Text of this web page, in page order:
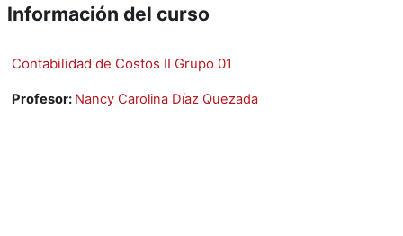
Información del curso
Contabilidad de Costos II Grupo 01
Profesor: Nancy Carolina Díaz Quezada